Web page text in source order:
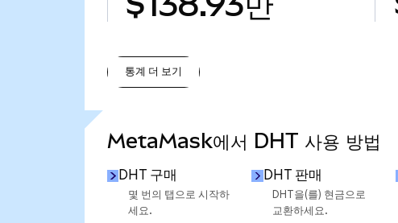
통계 더 보기
MetaMask에서 DHT 사용 방법
DHT 구매
몇 번의 탭으로 시작하
세요.
DHT 판매
DHT을(를) 현금으로
교환하세요.